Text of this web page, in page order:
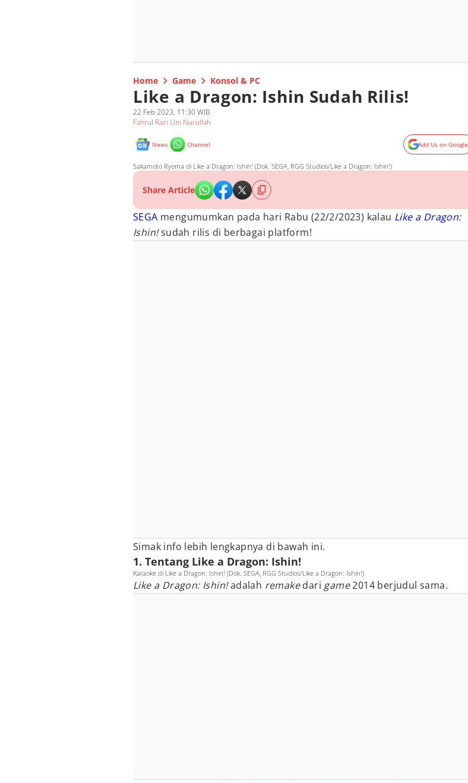
Home Game Konsol & PC
Like a Dragon: Ishin Sudah Rilis!
22 Feb 2023, 11:30 WIB
Fahrul Razi Uni Nurullah
News Channel Add Us on Google
Sakamoto Ryoma di Like a Dragon: Ishin! (Dok. SEGA, RGG Studios/Like a Dragon: Ishin!)
Share Article
SEGA mengumumkan pada hari Rabu (22/2/2023) kalau Like a Dragon:
Ishin!sudah rilis di berbagai platform!
Simak info lebih lengkapnya di bawah ini.
1. Tentang Like a Dragon: Ishin!
Karaoke di Like a Dragon: Ishin! (Dok. SEGA, RGG Studios/Like a Dragon: Ishin!)
Like a Dragon: Ishin!adalah remakedari game2014 berjudul sama.